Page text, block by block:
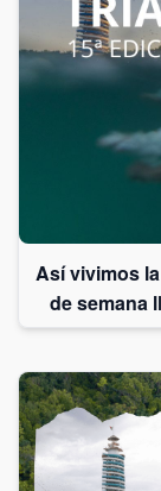
Así vivimos
de semana